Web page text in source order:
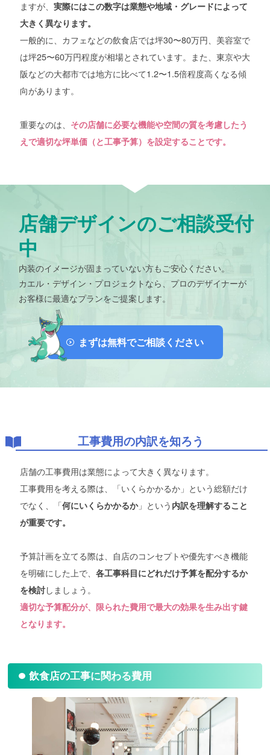
ますが、実際にはこの数字は業態や地域・グレードによって
大きく異なります。
一般的に、カフェなどの飲食店では坪30〜80万円、美容室で
は坪25〜60万円程度が相場とされています。また、東京や大
阪などの大都市では地方に比べて1.2〜1.5倍程度高くなる傾
向があります。
重要なのは、 その店舗に必要な機能や空間の質を考慮したう
えで適切な坪単価（と工事予算）を設定することです。
店舗デザインのご相談受付
中
内装のイメージが固まっていない方もご安心ください。
カエル・デザイン・プロジェクトなら、プロのデザイナーが
お客様に最適なプランをご提案します。
まずは無料でご相談ください
工事費用の内訳を知ろう
店舗の工事費用は業態によって大きく異なります。
工事費用を考える際は、「いくらかかるか」という総額だけ
でなく、「何にいくらかかるか」という 内訳を理解すること
が重要です。
予算計画を立てる際は、自店のコンセプトや優先すべき機能
を明確にした上で、各工事科目にどれだけ予算を配分するか
を検討しましょう。
適切な予算配分が、限られた費用で最大の効果を生み出す鍵
となります。
飲食店の工事に関わる費用